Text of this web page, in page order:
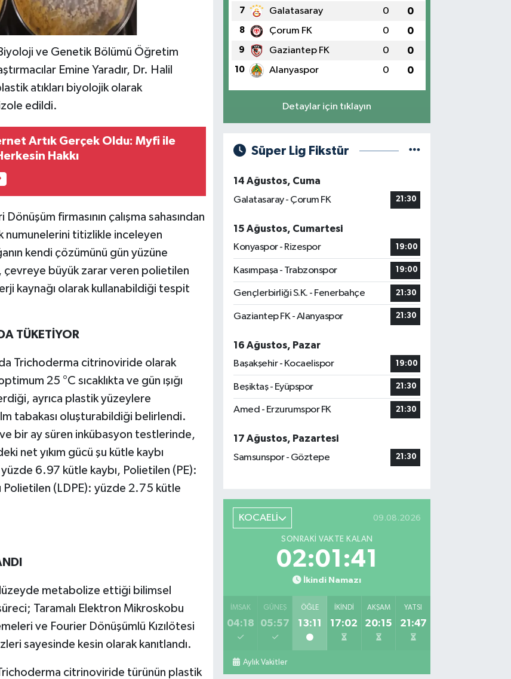
ve Genetik Bölümü Öğretim
Emine Yaradır, Dr. Halil
atıkları biyolojik olarak
edildi.
Artık Gerçek Oldu: Myfi ile
Hakkı
firmasının çalışma sahasından
titizlikle inceleyen
kendi çözümünü gün yüzüne
çevreye büyük zarar veren polietilen
kaynağı olarak kullanabildiği tespit
TÜKETİYOR
Trichoderma citrinoviride olarak
25 °C sıcaklıkta ve gün ışığı
ayrıca plastik yüzeylere
tabakası oluşturabildiği belirlendi.
bir ay süren inkübasyon testlerinde,
net yıkım gücü şu kütle kaybı
6.97 kütle kaybı, Polietilen (PE):
Polietilen (LDPE): yüzde 2.75 kütle
metabolize ettiği bilimsel
Taramalı Elektron Mikroskobu
ve Fourier Dönüşümlü Kızılötesi
sayesinde kesin olarak kanıtlandı.
citrinoviride türünün plastik
7 Galatasaray 0 0
8 Çorum FK 0 0
9 Gaziantep FK 0 0
10 Alanyaspor 0 0
Detaylar için tıklayın
Süper Lig Fikstür
14 Ağustos, Cuma
Galatasaray - Çorum FK
21:30
15 Ağustos, Cumartesi
Konyaspor - Rizespor
19:00
Kasımpaşa - Trabzonspor 19:00
Gençlerbirliği S.K. - Fenerbahçe 21:30
Gaziantep FK - Alanyaspor 21:30
16 Ağustos, Pazar
Başakşehir - Kocaelispor
19:00
Beşiktaş - Eyüpspor 21:30
Amed - Erzurumspor FK 21:30
17 Ağustos, Pazartesi
Samsunspor - Göztepe
21:30
KOCAELİ 09.08.2026
SONRAKI VAKTE KALAN
02:01:40
İkindi Namazı
İMSAK
04:18
GÜNEŞ
05:57
ÖĞLE
13:11
İKINDI
17:02
AKŞAM
20:15
YATSI
21:47
Aylık Vakitler